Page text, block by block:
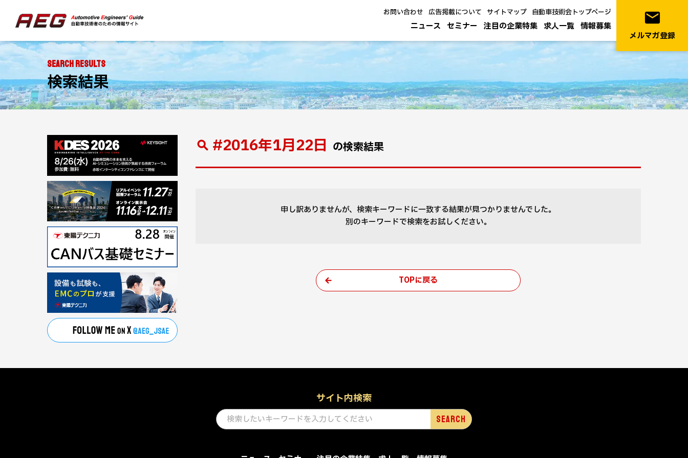
ニュース セミナー 注目の企業特集 求人一覧 情報募集
お問い合わせ 広告掲載について サイトマップ 自動車技術会トップページ email
メルマガ登録
SEARCH RESULTS
検索結果
#2016年1月22日 の検索結果
申し訳ありませんが、検索キーワードに一致する結果が見つかりませんでした。
別のキーワードで検索をお試しください。
TOPに戻る
サイト内検索